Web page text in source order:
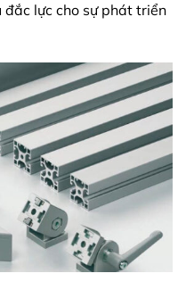
đắc lực cho sự phát triển